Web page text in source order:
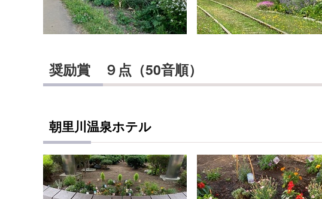
奨励賞 ９点（50音順）
朝里川温泉ホテル